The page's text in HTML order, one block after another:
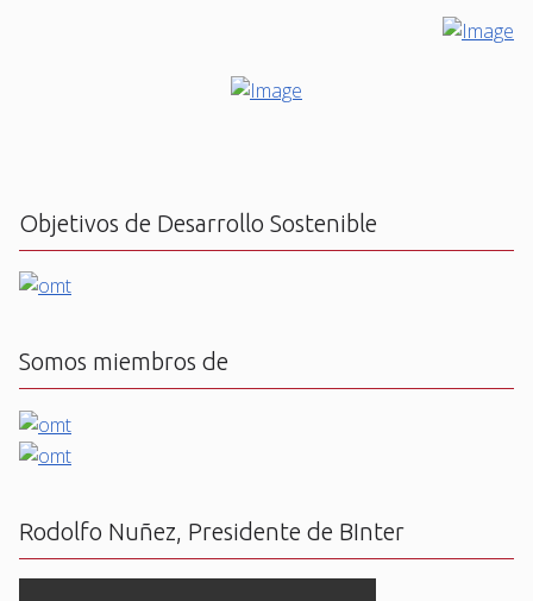
Objetivos de Desarrollo Sostenible
Somos miembros de
Rodolfo Nuñez, Presidente de BInter